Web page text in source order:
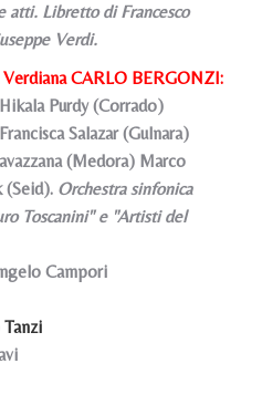
atti. Libretto di Francesco
Verdi.
CARLO BERGONZI:
Purdy (Corrado)
Salazar (Gulnara)
(Medora) Marco
(Seid). Orchestra sinfonica
Toscanini" e "Artisti del
Campori